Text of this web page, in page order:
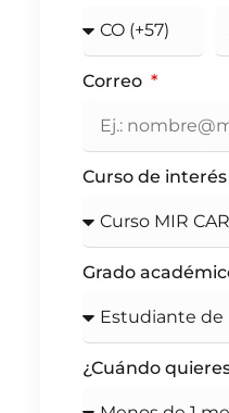
Correo
Curso de interés
Grado
¿Cuándo